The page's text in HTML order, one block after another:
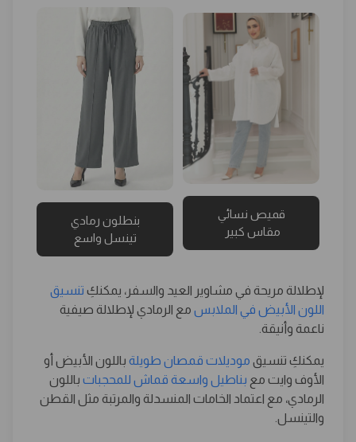
قميص نسائي
مقاس كبير
بنطلون رمادي
تينسل واسع
لإطلالة مريحة في مشاوير العيد والسفر، يمكنكِ تنسيق
اللون الأبيض في الملابس مع الرمادي لإطلالة صيفية
ناعمة وأنيقة.
يمكنكِ تنسيق موديلات قمصان طويلة باللون الأبيض أو
الأوف وايت مع بناطيل واسعة قماش للمحجبات باللون
الرمادي، مع اعتماد الخامات المنسدلة والمرتبة مثل القطن
والتينسل.